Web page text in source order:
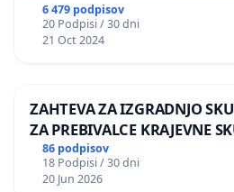
6 479 podpisov
20 Podpisi / 30 dni
21 Oct 2024
ZAHTEVA ZA IZGRADNJO
ZA PREBIVALCE KRAJEVNE
PRESTRANEK
86 podpisov
18 Podpisi / 30 dni
20 Jun 2026